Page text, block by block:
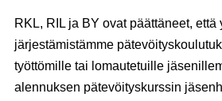
RKL, RIL ja BY ovat päättäneet, että
järjestämistämme
työttömille tai lomautetuille
alennuksen pätevöityskurssin